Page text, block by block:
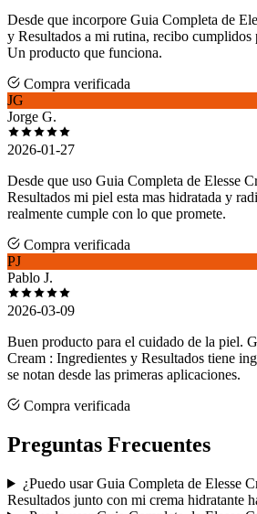
Desde que incorpore Guia Completa de
y Resultados a mi rutina, recibo cumplidos
Un producto que funciona.
Compra verificada
JG
Jorge G.
2026-01-27
Desde que uso Guia Completa de Elesse
Resultados mi piel esta mas hidratada y
realmente cumple con lo que promete.
Compra verificada
PJ
Pablo J.
2026-03-09
Buen producto para el cuidado de la piel.
Cream : Ingredientes y Resultados tiene
se notan desde las primeras aplicaciones.
Compra verificada
Preguntas Frecuentes
¿Puedo usar Guia Completa de Elesse
Resultados junto con mi crema hidratante